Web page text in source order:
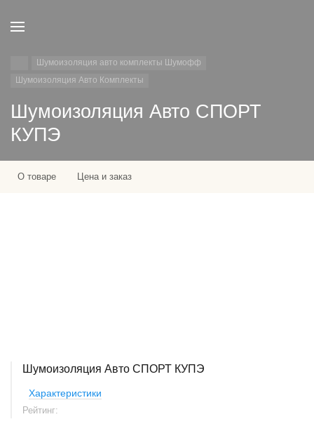
Шумоизоляция авто комплекты Шумофф
Шумоизоляция Авто Комплекты
Шумоизоляция Авто СПОРТ
КУПЭ
О товаре Цена и заказ
Шумоизоляция Авто СПОРТ КУПЭ
Характеристики
Рейтинг: